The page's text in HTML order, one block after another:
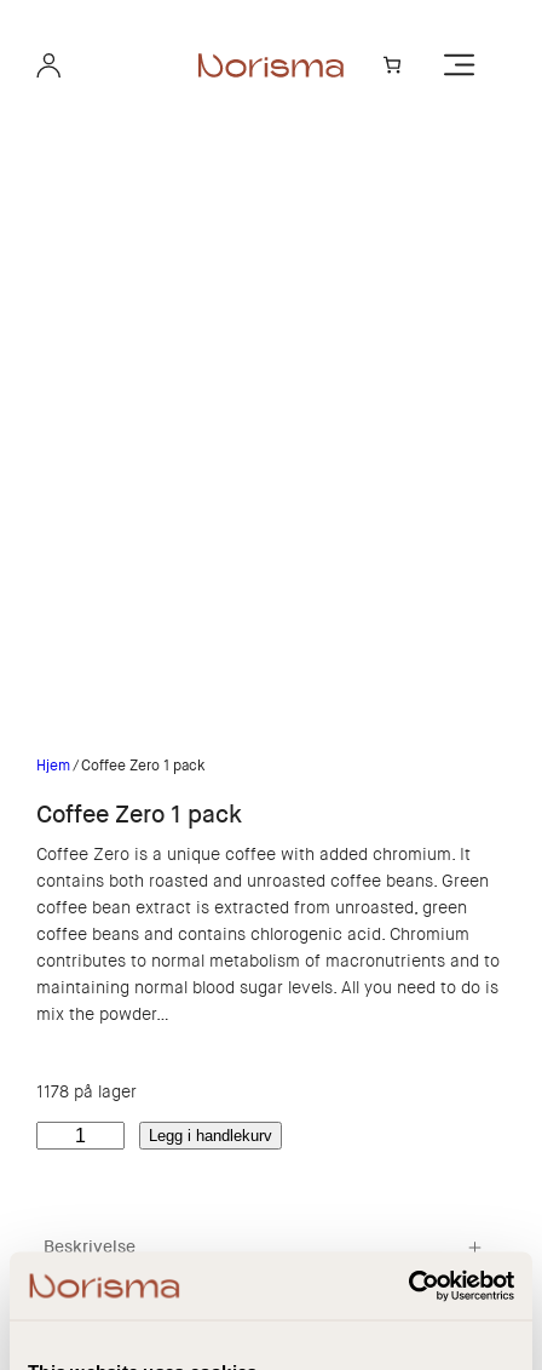
Hjem/ Coffee Zero 1 pack
Coffee Zero 1 pack
Coffee Zero is a unique coffee with added chromium. It
contains both roasted and unroasted coffee beans. Green
coffee bean extract is extracted from unroasted, green
coffee beans and contains chlorogenic acid. Chromium
contributes to normal metabolism of macronutrients and to
maintaining normal blood sugar levels. All you need to do is
mix the powder…
1178 på lager
e
Z
Legg i handlekurv
Beskrivelse